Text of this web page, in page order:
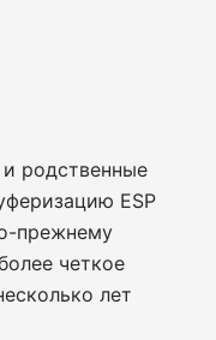
родственные
ESP
прежнему
четкое
лет